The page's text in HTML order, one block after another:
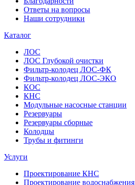
Ответы на вопросы
Наши сотрудники
Каталог
ЛОС
ЛОС Глубокой очистки
Фильтр-колодец ЛОС-ФК
Фильтр-колодец ЛОС-ЭКО
КОС
КНС
Модульные насосные станции
Резервуары
Резервуары сборные
Колодцы
Трубы и фитинги
Услуги
Проектирование КНС
Проектирование водоснабжения